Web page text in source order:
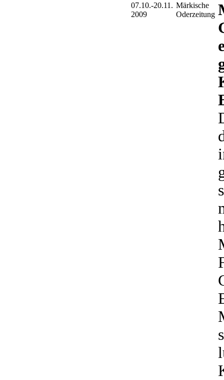
07.10.-20.11.
2009
Märkische
Oderzeitung